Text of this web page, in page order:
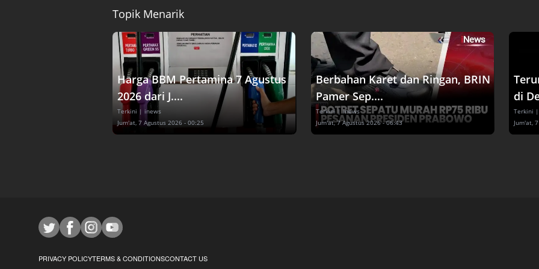
Topik Menarik
Harga BBM Pertamina 7 Agustus
2026 dari J....
Terkini | inews
Jum'at, 7 Agustus 2026 - 00:25
Berbahan Karet dan Ringan, BRIN
Pamer Sep....
Terkini | inews
Jum'at, 7 Agustus 2026 - 06:43
di
Terkini
Jum'at,
PRIVACY POLICYTERMS & CONDITIONSCONTACT US